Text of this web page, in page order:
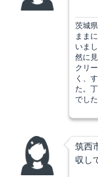
茨城
まま
いま
然に
クリ
く、
た。
でした
筑西
収し